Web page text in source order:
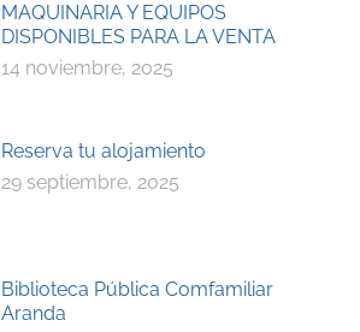
MAQUINARIA Y EQUIPOS
DISPONIBLES PARA LA VENTA
14 noviembre, 2025
Reserva tu alojamiento
29 septiembre, 2025
Biblioteca Pública Comfamiliar
Aranda